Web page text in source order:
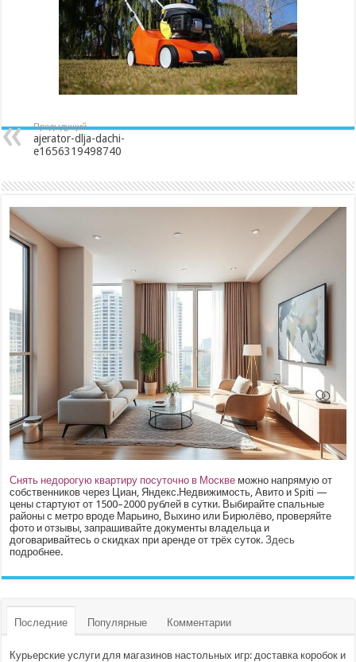
Предыдущий
ajerator-dlja-dachi-
e1656319498740
Снять недорогую квартиру посуточно в Москве можно напрямую от
собственников через Циан, Яндекс.Недвижимость, Авито и Spiti —
цены стартуют от 1500–2000 рублей в сутки. Выбирайте спальные
районы с метро вроде Марьино, Выхино или Бирюлёво, проверяйте
фото и отзывы, запрашивайте документы владельца и
договаривайтесь о скидках при аренде от трёх суток.Здесь
подробнее.
Последние Популярные Комментарии
Курьерские услуги для магазинов настольных игр: доставка коробок и